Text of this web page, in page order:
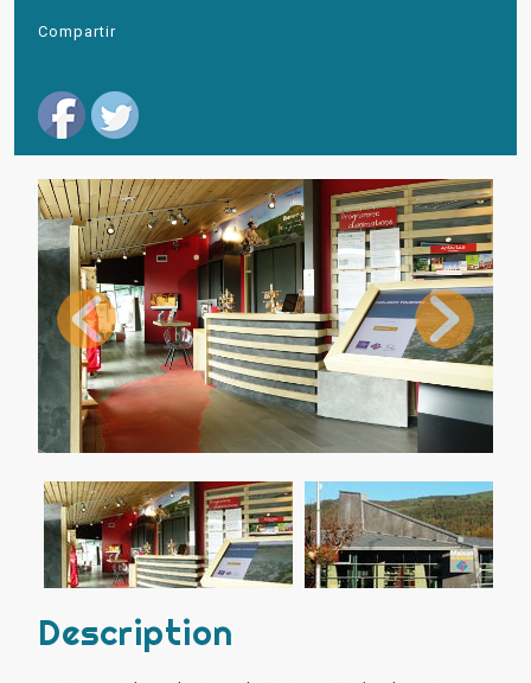
Compartir
Description